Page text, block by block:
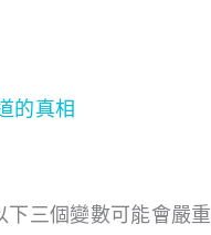
的真相
下三個變數可能會嚴重